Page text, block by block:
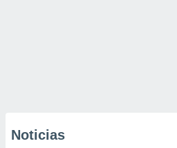
Noticias